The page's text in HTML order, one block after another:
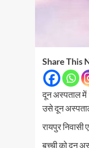
Share This
दून अस्पताल में
उसे दून अस्पताल
रायपुर
बच्ची को दून